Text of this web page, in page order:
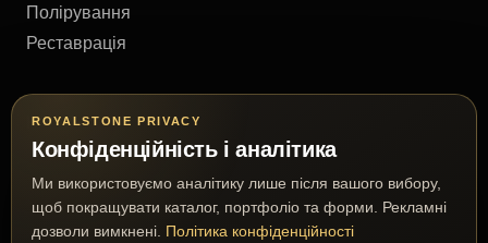
Полірування
Реставрація
КОНТАКТИ
Київ, Україна
+38 (063) 777 63 03
royalmramor@gmail.com
ROYALSTONE PRIVACY
Конфіденційність і аналітика
Ми використовуємо аналітику лише після вашого вибору,
щоб покращувати каталог, портфоліо та форми. Рекламні
дозволи вимкнені. Політика конфіденційності